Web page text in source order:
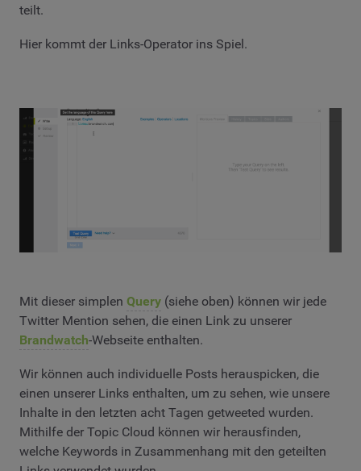
teilt.
Hier kommt der Links-Operator ins Spiel.
Mit dieser simplen Query (siehe oben) können wir jede
Twitter Mention sehen, die einen Link zu unserer
Brandwatch-Webseite enthalten.
Wir können auch individuelle Posts herauspicken, die
einen unserer Links enthalten, um zu sehen, wie unsere
Inhalte in den letzten acht Tagen getweeted wurden.
Mithilfe der Topic Cloud können wir herausfinden,
welche Keywords in Zusammenhang mit den geteilten